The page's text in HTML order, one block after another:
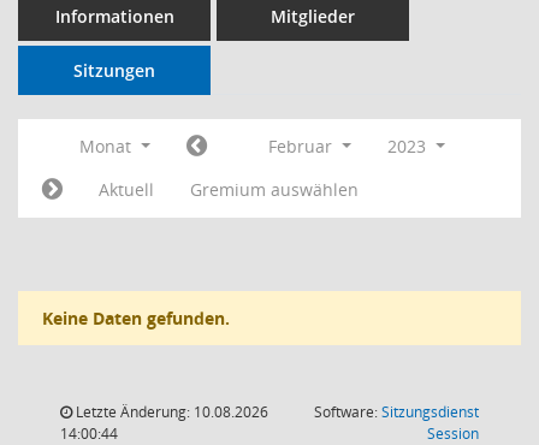
Informationen Mitglieder
Sitzungen
Monat Februar
2023
Aktuell
Gremium auswählen
Keine Daten gefunden.
Letzte Änderung: 10.08.2026
14:00:44
Software:Sitzungsdienst
Session(Wird in